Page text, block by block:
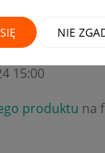
NIE
produktu
15:00
produktu na